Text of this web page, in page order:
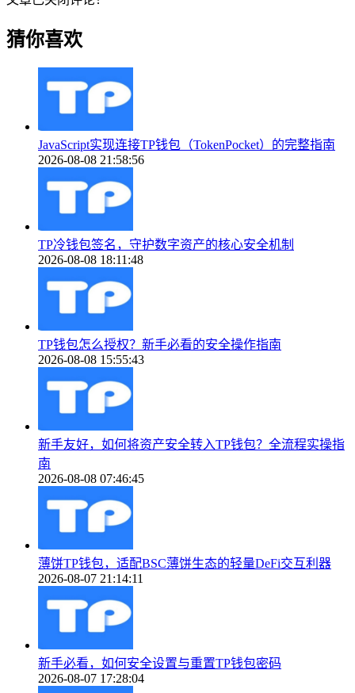
猜你喜欢
JavaScript实现连接TP钱包（TokenPocket）的完整指南
2026-08-08 21:58:56
TP冷钱包签名，守护数字资产的核心安全机制
2026-08-08 18:11:48
TP钱包怎么授权？新手必看的安全操作指南
2026-08-08 15:55:43
新手友好，如何将资产安全转入TP钱包？全流程实操指
南
2026-08-08 07:46:45
薄饼TP钱包，适配BSC薄饼生态的轻量DeFi交互利器
2026-08-07 21:14:11
新手必看，如何安全设置与重置TP钱包密码
2026-08-07 17:28:04